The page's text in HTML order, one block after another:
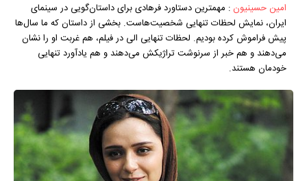
امین حسینیون : مهم­ترین دستاورد فرهادی برای داستا‌‌‌ن‌گویی در سینمای
ایران، نمایش لحظات تنهایی شخصیت­‌هاست. بخشی از داستان که ما سا‌ل‌‌­ها
پیش فراموش کرده بودیم. لحظات تنهایی الی در فیلم، هم غربت او را نشان
می‌­دهند و هم خبر از سرنوشت تراژیکش می‌دهند و هم یادآورد تنهایی
خودمان هستند.